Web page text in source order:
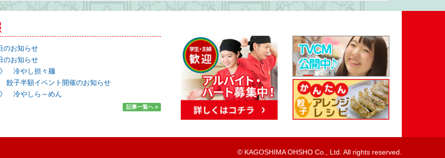
お知らせ
お知らせ
冷やし担々麺
餃子半額イベント開催のお知らせ
冷やしら～めん
記事一覧へ »
© KAGOSHIMA OHSHO Co., Ltd. All rights reserved.